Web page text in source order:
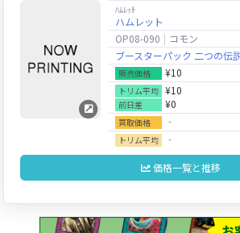
ﾊﾑﾚｯﾄ
ハムレット
OP08-090
コモン
ブースターパック 二つの伝
販売価格 ¥10
トリム平均 ¥10
前日差 ¥0
買取価格 ‐
トリム平均 ‐
価格一覧と推移